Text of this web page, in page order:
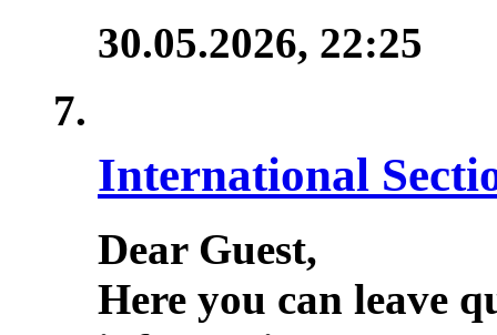
30.05.2026, 22:25
International
Dear Guest,
Here you can leave